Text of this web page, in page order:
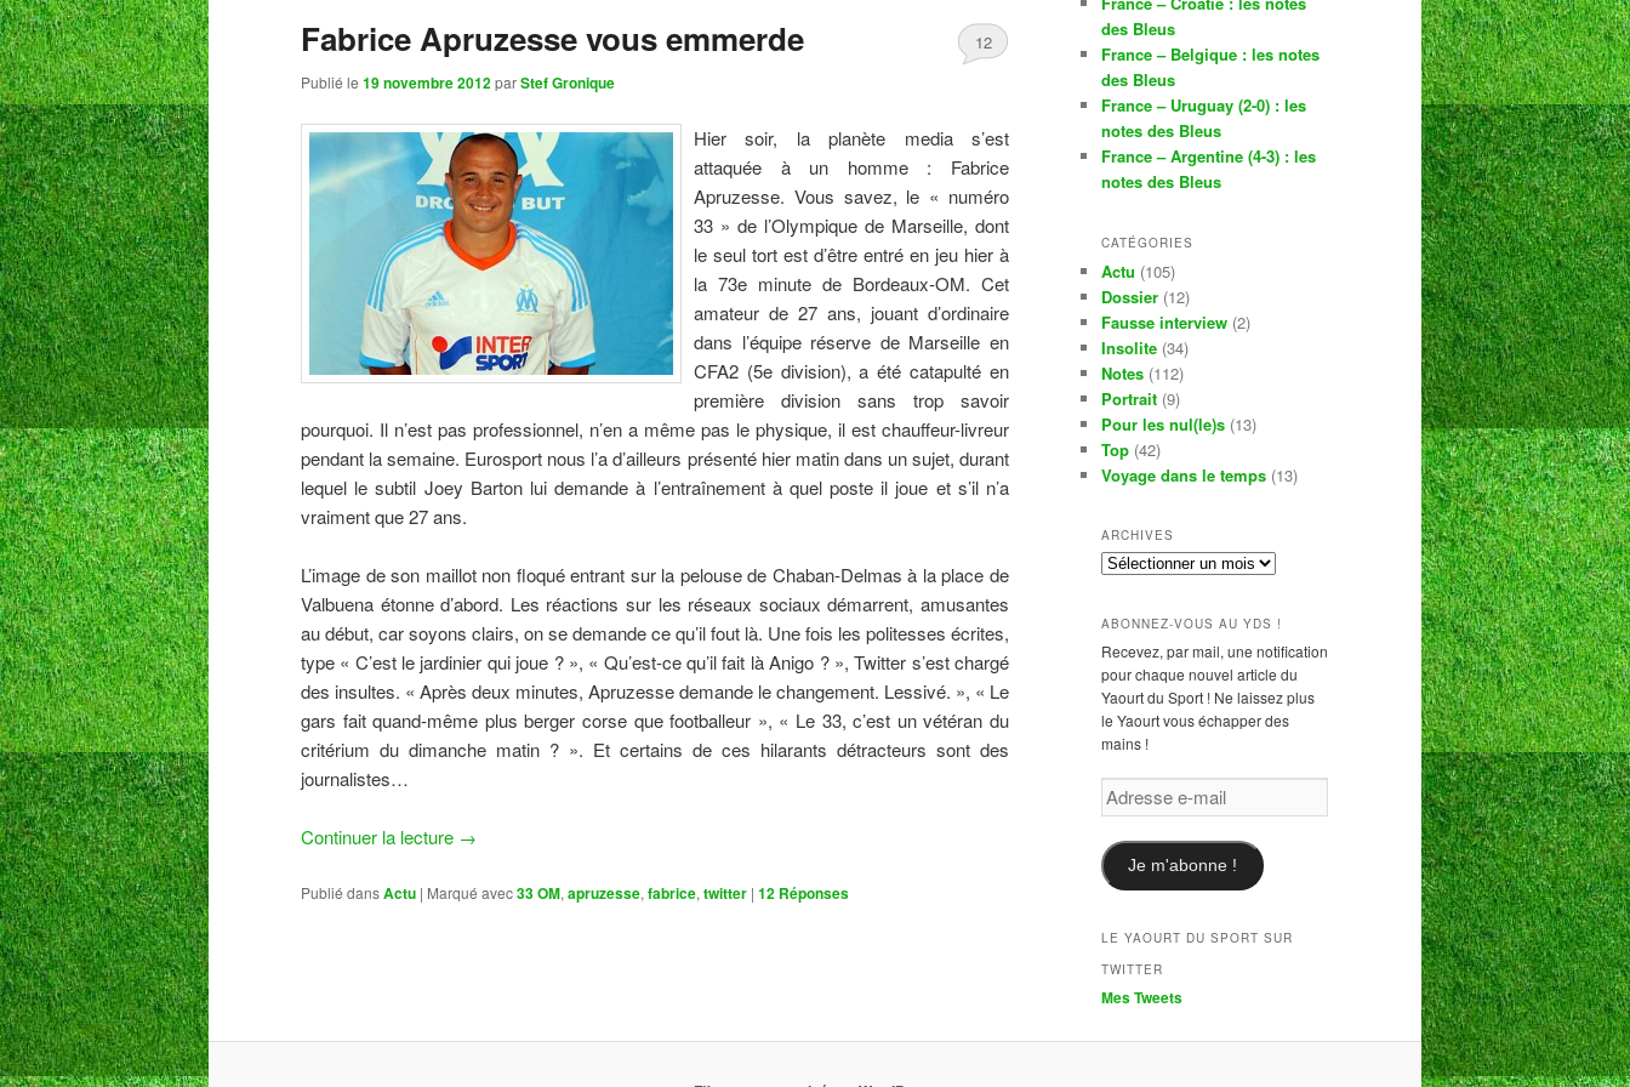
Fabrice Apruzesse vous emmerde
Publié le 19 novembre 2012parStef Gronique
12
Hier soir, la planète media s’est
attaquée à un homme : Fabrice
Apruzesse. Vous savez, le « numéro
33 » de l’Olympique de Marseille, dont
le seul tort est d’être entré en jeu hier à
la 73e minute de Bordeaux-OM. Cet
amateur de 27 ans, jouant d’ordinaire
dans l’équipe réserve de Marseille en
CFA2 (5e division), a été catapulté en
première division sans trop savoir
pourquoi. Il n’est pas professionnel, n’en a même pas le physique, il est chauffeur-livreur
pendant la semaine. Eurosport nous l’a d’ailleurs présenté hier matin dans un sujet, durant
lequel le subtil Joey Barton lui demande à l’entraînement à quel poste il joue et s’il n’a
vraiment que 27 ans.
L’image de son maillot non floqué entrant sur la pelouse de Chaban-Delmas à la place de
Valbuena étonne d’abord. Les réactions sur les réseaux sociaux démarrent, amusantes
au début, car soyons clairs, on se demande ce qu’il fout là. Une fois les politesses écrites,
type « C’est le jardinier qui joue ? », « Qu’est-ce qu’il fait là Anigo ? », Twitter s’est chargé
des insultes. « Après deux minutes, Apruzesse demande le changement. Lessivé. », « Le
gars fait quand-même plus berger corse que footballeur », « Le 33, c’est un vétéran du
critérium du dimanche matin ? ». Et certains de ces hilarants détracteurs sont des
journalistes…
Continuer la lecture →
Publié dansActu | Marqué avec33 OM, apruzesse, fabrice, twitter | 12 Réponses
des Bleus
France – Belgique : les notes
des Bleus
France – Uruguay (2-0) : les
notes des Bleus
France – Argentine (4-3) : les
notes des Bleus
CATÉGORIES
Actu (105)
Dossier (12)
Fausse interview (2)
Insolite (34)
Notes (112)
Portrait (9)
Pour les nul(le)s (13)
Top (42)
Voyage dans le temps (13)
ARCHIVES
Archives
ABONNEZ-VOUS AU YDS !
Recevez, par mail, une notification
pour chaque nouvel article du
Yaourt du Sport ! Ne laissez plus
le Yaourt vous échapper des
mains !
Adresse
e-
Je m'abonne !
LE YAOURT DU SPORT SUR
TWITTER
Mes Tweets